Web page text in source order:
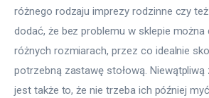
różnego rodzaju imprezy rodzinne czy
dodać, że bez problemu w sklepie
różnych rozmiarach, przez co idealnie
potrzebną zastawę stołową.
jest także to, że nie trzeba ich później